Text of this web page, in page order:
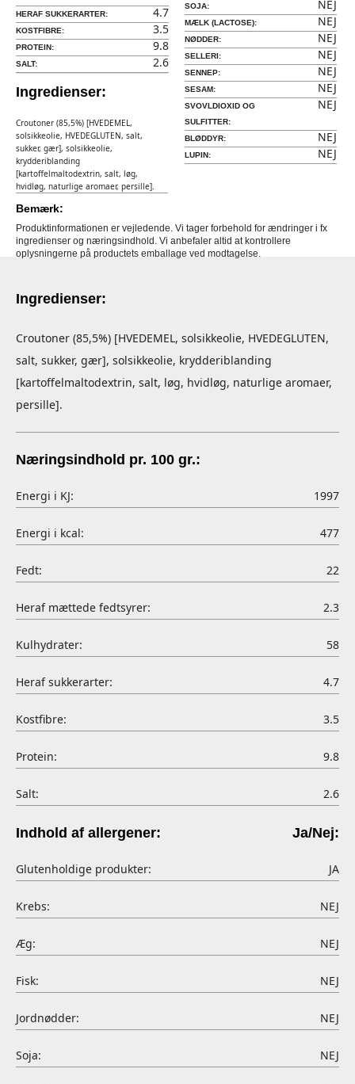
HERAF SUKKERARTER: 4.7
KOSTFIBRE: 3.5
PROTEIN: 9.8
SALT: 2.6
Ingredienser:
Croutoner (85,5%) [HVEDEMEL,
solsikkeolie, HVEDEGLUTEN, salt,
sukker, gær], solsikkeolie,
krydderiblanding
[kartoffelmaltodextrin, salt, løg,
hvidløg, naturlige aromaer, persille].
SOJA: NEJ
MÆLK (LACTOSE): NEJ
NØDDER: NEJ
SELLERI: NEJ
SENNEP: NEJ
SESAM: NEJ
SVOVLDIOXID OG
SULFITTER:
NEJ
BLØDDYR: NEJ
LUPIN: NEJ
Bemærk:
Produktinformationen er vejledende. Vi tager forbehold for ændringer i fx
ingredienser og næringsindhold. Vi anbefaler altid at kontrollere
oplysningerne på productets emballage ved modtagelse.
Ingredienser:
Croutoner (85,5%) [HVEDEMEL, solsikkeolie, HVEDEGLUTEN,
salt, sukker, gær], solsikkeolie, krydderiblanding
[kartoffelmaltodextrin, salt, løg, hvidløg, naturlige aromaer,
persille].
Næringsindhold pr. 100 gr.:
Energi i KJ: 1997
Energi i kcal: 477
Fedt: 22
Heraf mættede fedtsyrer: 2.3
Kulhydrater: 58
Heraf sukkerarter: 4.7
Kostfibre: 3.5
Protein: 9.8
Salt: 2.6
Indhold af allergener: Ja/Nej:
Glutenholdige produkter: JA
Krebs: NEJ
Æg: NEJ
Fisk: NEJ
Jordnødder: NEJ
Soja: NEJ